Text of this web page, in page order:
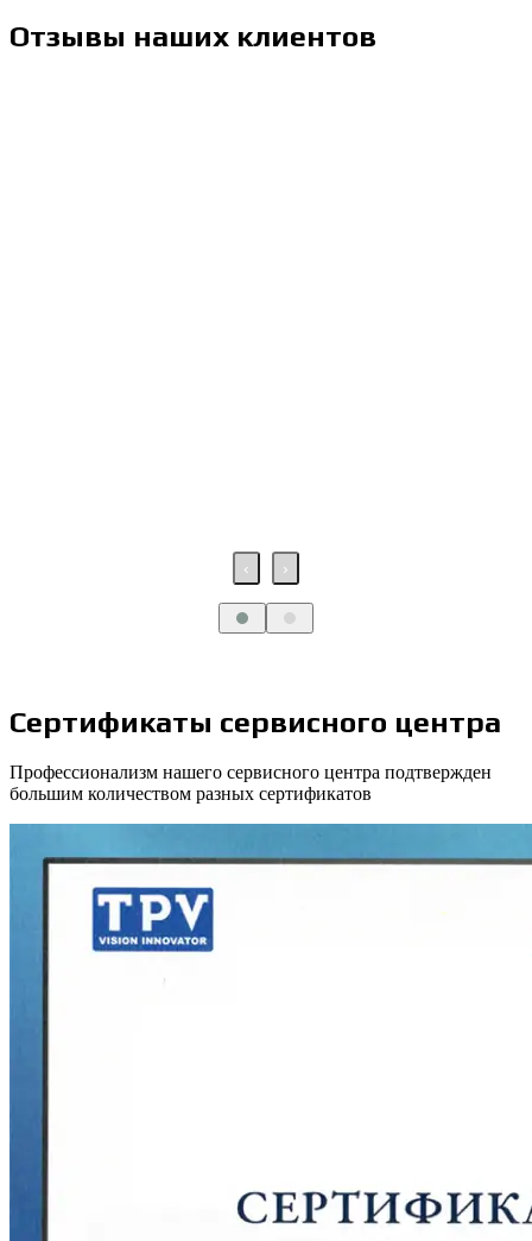
Отзывы наших клиентов
‹ ›
Сертификаты сервисного центра
Профессионализм нашего сервисного центра подтвержден
большим количеством разных сертификатов